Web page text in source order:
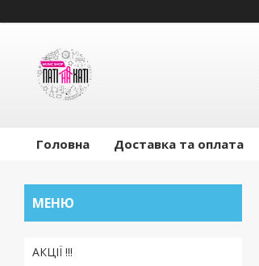
Головна Доставка та оплата
АКЦІЇ !!!